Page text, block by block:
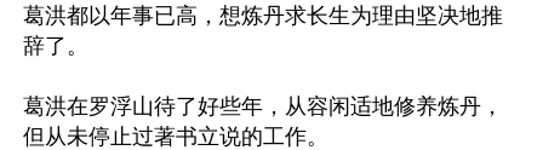
葛洪都以年事已高，想炼丹求长生为理由坚决地推
辞了。
葛洪在罗浮山待了好些年，从容闲适地修养炼丹，
但从未停止过著书立说的工作。